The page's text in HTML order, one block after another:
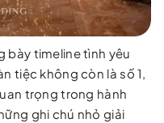
bày timeline tình yêu
tiệc không còn là số 1,
trọng trong hành
ghi chú nhỏ giải